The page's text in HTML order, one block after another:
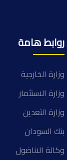
روابط هامة
وزارة الخارجية
وزارة الاستثمار
وزارة التعدين
بنك السودان
وكالة الاناضول